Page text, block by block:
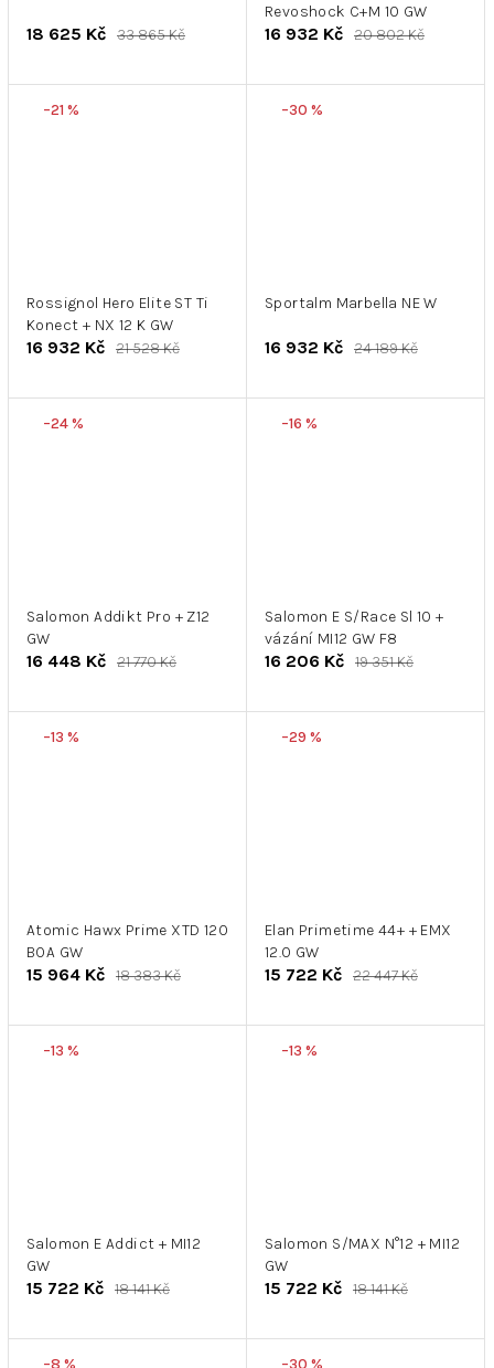
18 625 Kč 33 865 Kč
Revoshock C+M 10 GW
16 932 Kč 20 802 Kč
–21 %
Rossignol Hero Elite ST Ti
Konect + NX 12 K GW
16 932 Kč 21 528 Kč
–30 %
Sportalm Marbella NE W
16 932 Kč 24 189 Kč
–24 %
Salomon Addikt Pro + Z12
GW
16 448 Kč 21 770 Kč
–16 %
Salomon E S/Race Sl 10 +
vázání MI12 GW F8
16 206 Kč 19 351 Kč
–13 %
Atomic Hawx Prime XTD 120
BOA GW
15 964 Kč 18 383 Kč
–29 %
Elan Primetime 44+ + EMX
12.0 GW
15 722 Kč 22 447 Kč
–13 %
Salomon E Addict + MI12
GW
15 722 Kč 18 141 Kč
–13 %
Salomon S/MAX N°12 + MI12
GW
15 722 Kč 18 141 Kč
–8 % –30 %